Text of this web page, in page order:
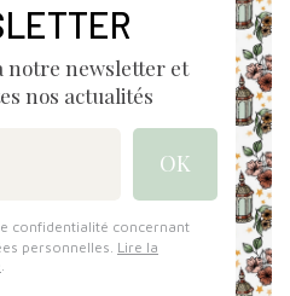
notre newsletter et
nos actualités
confidentialité concernant
personnelles. Lire la